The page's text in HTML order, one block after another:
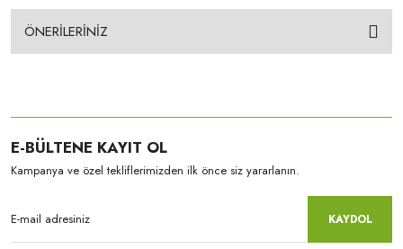
ÖNERİLERİNİZ
E-BÜLTENE KAYIT OL
Kampanya ve özel tekliflerimizden ilk önce siz yararlanın.
KAYDOL